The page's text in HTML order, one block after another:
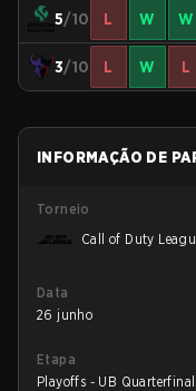
5/10 L W W
3/10 L W L
INFORMAÇÃO DE
Torneio
Call of Duty
Data
26 junho
Etapa
Playoffs - UB